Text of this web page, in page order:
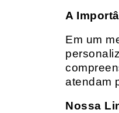
A
Em um
atendam
Nossa